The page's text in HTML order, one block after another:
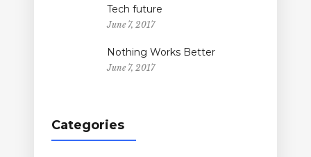
Tech future
June 7, 2017
Nothing Works Better
June 7, 2017
Categories